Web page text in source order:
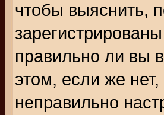
чтобы выяснить,
правильно ли вы
этом, если же
неправильно